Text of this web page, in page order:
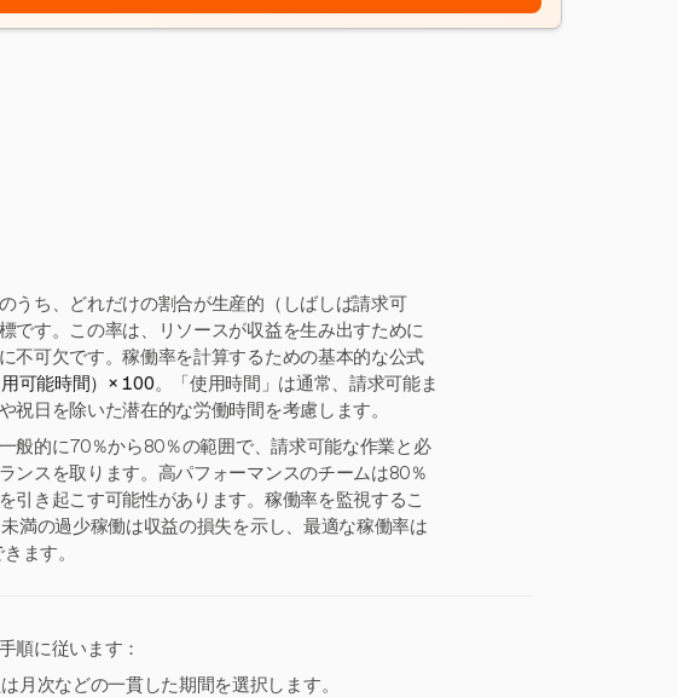
うち、どれだけの割合が生産的（しばしば請求可
です。この率は、リソースが収益を生み出すために
不可欠です。稼働率を計算するための基本的な公式
可能時間）× 100。「使用時間」は通常、請求可能ま
日を除いた潜在的な労働時間を考慮します。
般的に70％から80％の範囲で、請求可能な作業と必
ンスを取ります。高パフォーマンスのチームは80％
引き起こす可能性があります。稼働率を監視するこ
満の過少稼働は収益の損失を示し、最適な稼働率は
ます。
順に従います：
月次などの一貫した期間を選択します。